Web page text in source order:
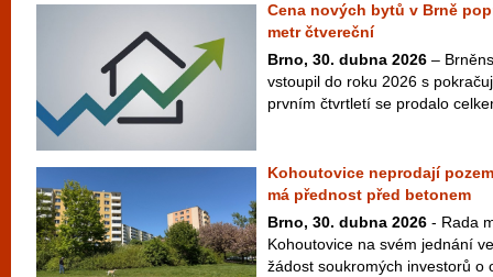
Cena nových bytů v Brně
metr čtvereční
Brno, 30. dubna 2026 –
vstoupil do roku 2026 s
prvním čtvrtletí se prodalo
Kohoutovice neprodají
má přednost před betonem
Brno, 30. dubna 2026 - Rada
Kohoutovice na svém jednání
žádost soukromých investorů o